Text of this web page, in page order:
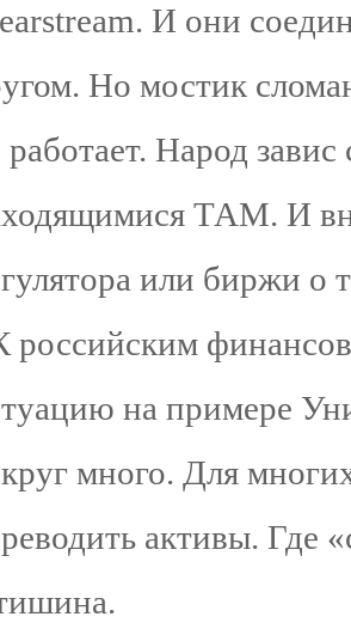
И они
Но мостик
работает. Народ
ТАМ. И
или биржи о
российским
на примере
много. Для
активы. Где